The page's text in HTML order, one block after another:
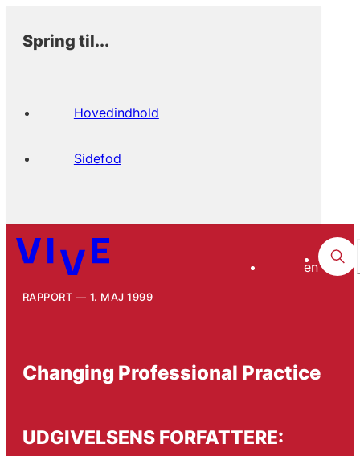
Spring til...
Hovedindhold
Sidefod
en
RAPPORT 1. MAJ 1999
Changing Professional Practice
UDGIVELSENS FORFATTERE: